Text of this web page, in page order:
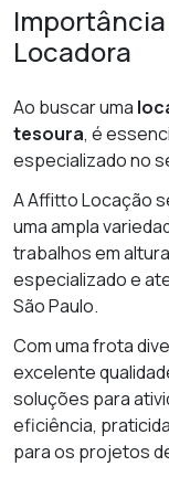
Locadora
Ao buscar uma
tesoura, é
especializado no
A Affitto Locação
uma ampla
trabalhos em
especializado e
São Paulo.
Com uma frota
excelente
soluções para
eficiência,
para os projetos